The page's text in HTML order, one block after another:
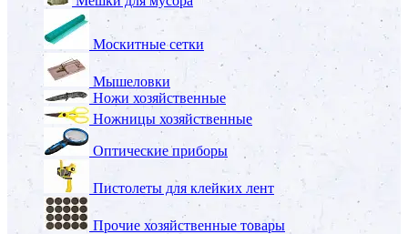
Москитные сетки
Мышеловки
Ножи хозяйственные
Ножницы хозяйственные
Оптические приборы
Пистолеты для клейких лент
Прочие хозяйственные товары